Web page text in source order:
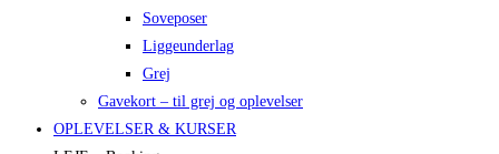
Soveposer
Liggeunderlag
Grej
Gavekort – til grej og oplevelser
OPLEVELSER & KURSER